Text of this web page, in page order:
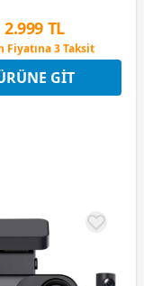
2.999 TL
Fiyatına 3 Taksit
x 833 TL taksitle
Fiyatına 3 Taksit
GIT